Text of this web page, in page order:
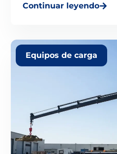
Continuar leyendo
Equipos de carga